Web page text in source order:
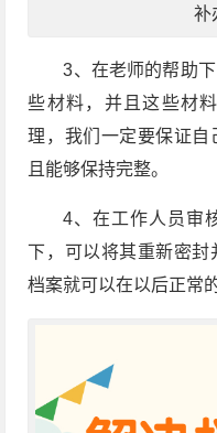
补
3、在老师的帮助
些材料，并且这些材
理，我们一定要保证
且能够保持完整。
4、在工作人员审
下，可以将其重新密封
档案就可以在以后正常